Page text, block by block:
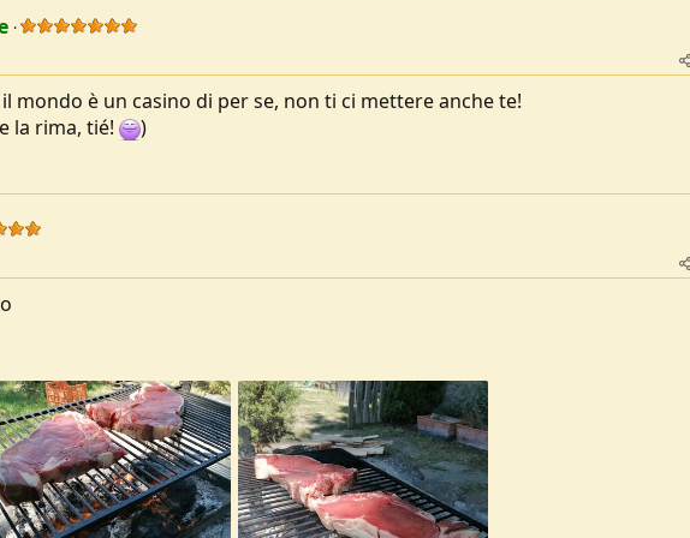
il mondo è un casino di per se, non ti ci mettere anche te!
la rima, tié!
)